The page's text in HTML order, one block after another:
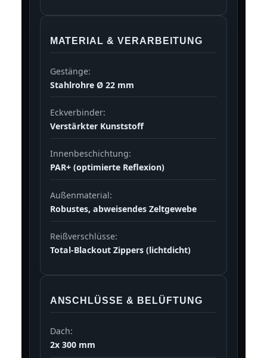
MATERIAL & VERARBEITUNG
Gestänge:
Stahlrohre Ø 22 mm
Eckverbinder:
Verstärkter Kunststoff
Innenbeschichtung:
PAR+ (optimierte Reflexion)
Außenmaterial:
Robustes, abweisendes Zeltgewebe
Reißverschlüsse:
Total-Blackout Zippers (lichtdicht)
ANSCHLÜSSE & BELÜFTUNG
Dach:
2x 300 mm